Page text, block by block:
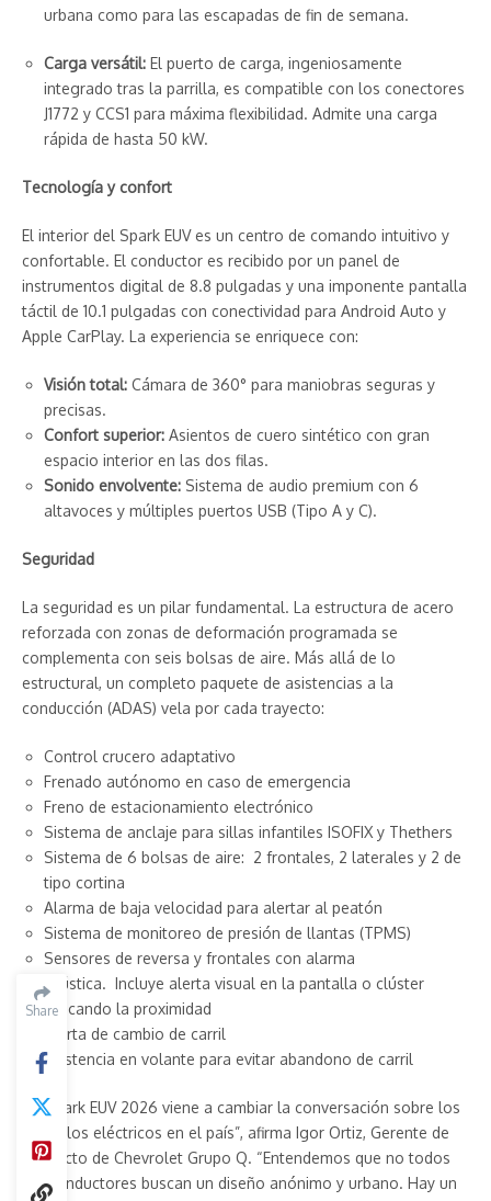
Share
urbana como para las escapadas de fin de semana.
Carga versátil: El puerto de carga, ingeniosamente
integrado tras la parrilla, es compatible con los conectores
J1772 y CCS1 para máxima flexibilidad. Admite una carga
rápida de hasta 50 kW.
Tecnología y confort
El interior del Spark EUV es un centro de comando intuitivo y
confortable. El conductor es recibido por un panel de
instrumentos digital de 8.8 pulgadas y una imponente pantalla
táctil de 10.1 pulgadas con conectividad para Android Auto y
Apple CarPlay. La experiencia se enriquece con:
Visión total: Cámara de 360° para maniobras seguras y
precisas.
Confort superior: Asientos de cuero sintético con gran
espacio interior en las dos filas.
Sonido envolvente: Sistema de audio premium con 6
altavoces y múltiples puertos USB (Tipo A y C).
Seguridad
La seguridad es un pilar fundamental. La estructura de acero
reforzada con zonas de deformación programada se
complementa con seis bolsas de aire. Más allá de lo
estructural, un completo paquete de asistencias a la
conducción (ADAS) vela por cada trayecto:
Control crucero adaptativo
Frenado autónomo en caso de emergencia
Freno de estacionamiento electrónico
Sistema de anclaje para sillas infantiles ISOFIX y Thethers
Sistema de 6 bolsas de aire: 2 frontales, 2 laterales y 2 de
tipo cortina
Alarma de baja velocidad para alertar al peatón
Sistema de monitoreo de presión de llantas (TPMS)
Sensores de reversa y frontales con alarma
acústica. Incluye alerta visual en la pantalla o clúster
indicando la proximidad
Alerta de cambio de carril
Asistencia en volante para evitar abandono de carril
“El Spark EUV 2026 viene a cambiar la conversación sobre los
vehículos eléctricos en el país”, afirma Igor Ortiz, Gerente de
Producto de Chevrolet Grupo Q. “Entendemos que no todos
los conductores buscan un diseño anónimo y urbano. Hay un